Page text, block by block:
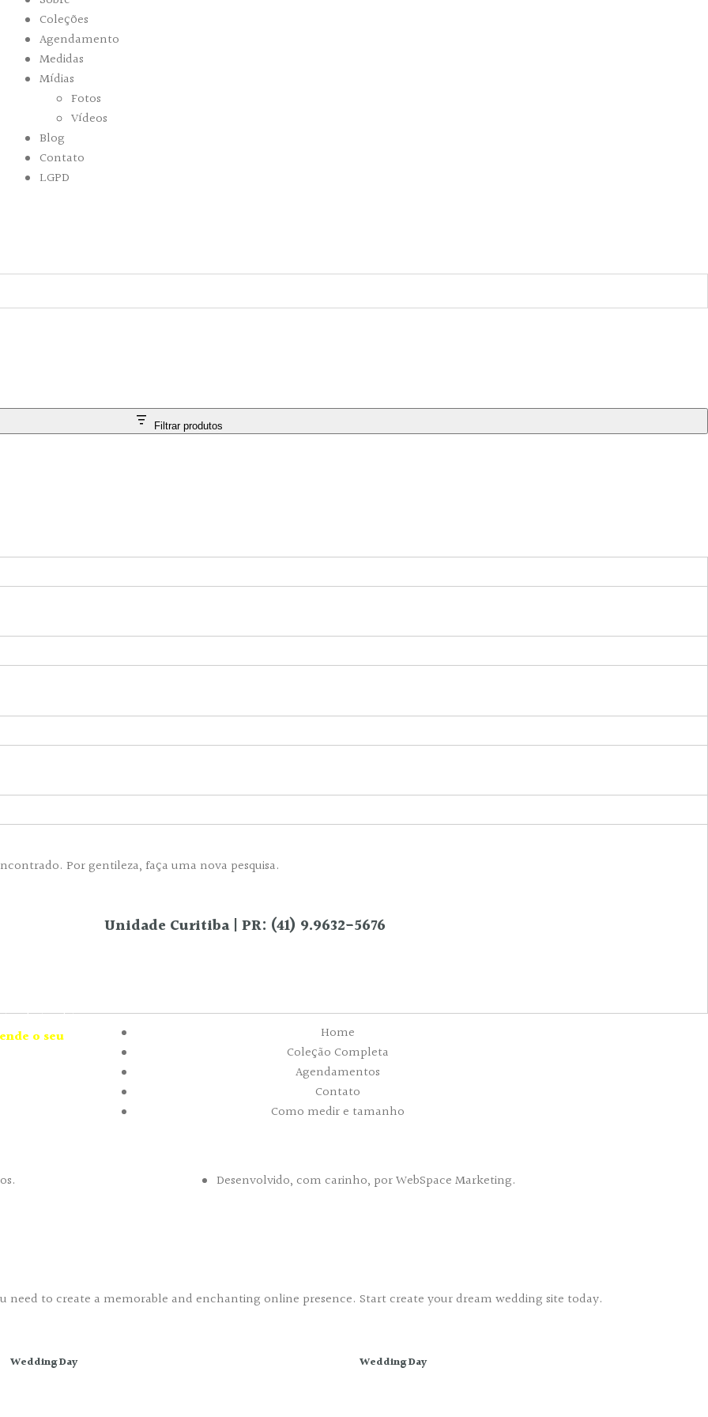
Coleções
Agendamento
Medidas
Mídias
Fotos
Vídeos
Blog
Contato
LGPD
Filtrar produtos
Por gentileza, faça uma nova pesquisa.
trajes
que enchem
também
o seu
Unidade Curitiba | PR: (41) 9.9632-5676
Home
Coleção Completa
Agendamentos
Contato
Como medir e tamanho
Desenvolvido, com carinho, por WebSpace Marketing.
need to create a memorable and enchanting online presence. Start create your dream wedding site today.
Wedding Day Wedding Day